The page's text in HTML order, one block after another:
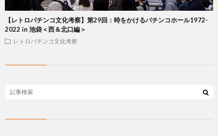
【レトロパチンコ文化考察】第29回：時をかけるパチンコホール1972-
2022 in 池袋＜西＆北口編＞
レトロパチンコ文化考察